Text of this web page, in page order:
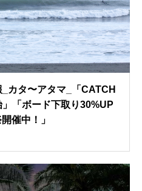
カタ〜アタマ_「CATCH
「ボード下取り30%UP
催中！」